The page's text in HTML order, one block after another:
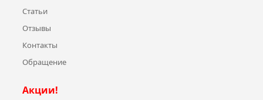
Статьи
Отзывы
Контакты
Обращение
Акции!